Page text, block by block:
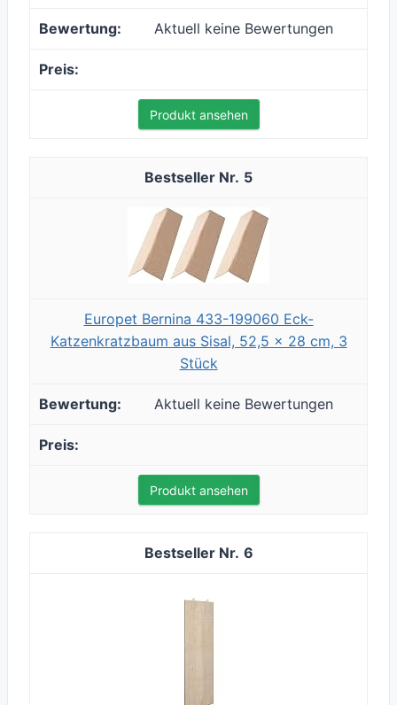
Aktuell keine Bewertungen
Produkt ansehen
5
Europet Bernina 433-199060 Eck-
Katzenkratzbaum aus Sisal, 52,5 x 28 cm, 3
Stück
Aktuell keine Bewertungen
Produkt ansehen
6